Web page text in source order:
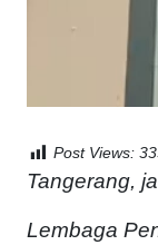
Post Views:
Tangerang,
Lembaga